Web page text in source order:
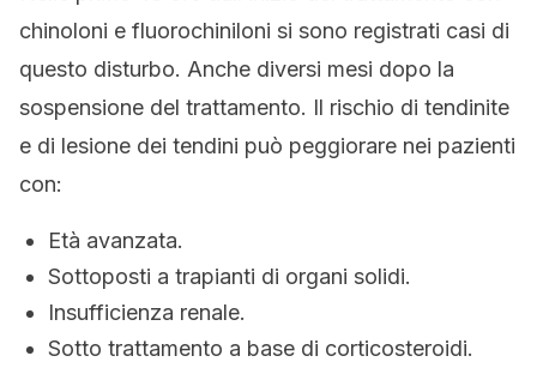
chinoloni e fluorochiniloni si sono registrati casi di
questo disturbo. Anche diversi mesi dopo la
sospensione del trattamento. Il rischio di tendinite
e di lesione dei tendini può peggiorare nei pazienti
con:
Età avanzata.
Sottoposti a trapianti di organi solidi.
Insufficienza renale.
Sotto trattamento a base di corticosteroidi.